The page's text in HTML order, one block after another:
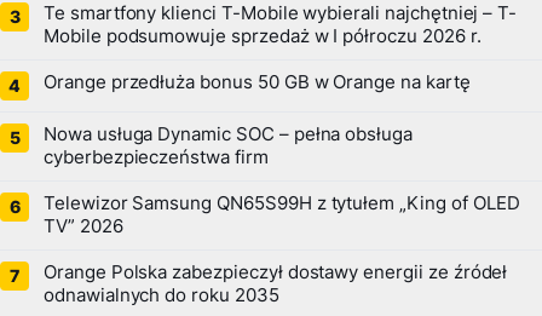
Te smartfony klienci T-Mobile wybierali najchętniej – T-
Mobile podsumowuje sprzedaż w I półroczu 2026 r.
Orange przedłuża bonus 50 GB w Orange na kartę
Nowa usługa Dynamic SOC – pełna obsługa
cyberbezpieczeństwa firm
Telewizor Samsung QN65S99H z tytułem „King of OLED
TV” 2026
Orange Polska zabezpieczył dostawy energii ze źródeł
odnawialnych do roku 2035